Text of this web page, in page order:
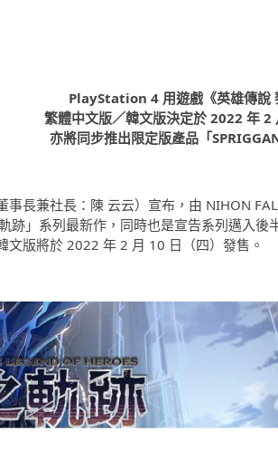
PlayStation 4 用遊戲《英雄傳說
繁體中文版／韓文版決定於 2022 年 2
亦將同步推出限定版產品「
事長兼社長：陳 云云）宣布，由 NIHON
跡」系列最新作，同時也是宣告系列邁入
文版將於 2022 年 2 月 10 日（四）發售。